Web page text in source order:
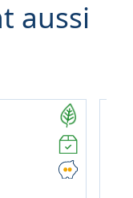
aussi